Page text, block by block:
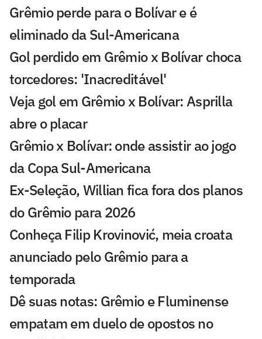
Grêmio perde para o Bolívar e é
eliminado da Sul-Americana
Gol perdido em Grêmio x Bolívar choca
torcedores: 'Inacreditável'
Veja gol em Grêmio x Bolívar: Asprilla
abre o placar
Grêmio x Bolívar: onde assistir ao jogo
da Copa Sul-Americana
Ex-Seleção, Willian fica fora dos planos
do Grêmio para 2026
Conheça Filip Krovinović, meia croata
anunciado pelo Grêmio para a
temporada
Dê suas notas: Grêmio e Fluminense
empatam em duelo de opostos no